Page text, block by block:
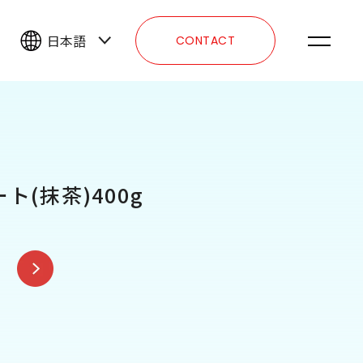
日本語 CONTACT
ト(抹茶)400g